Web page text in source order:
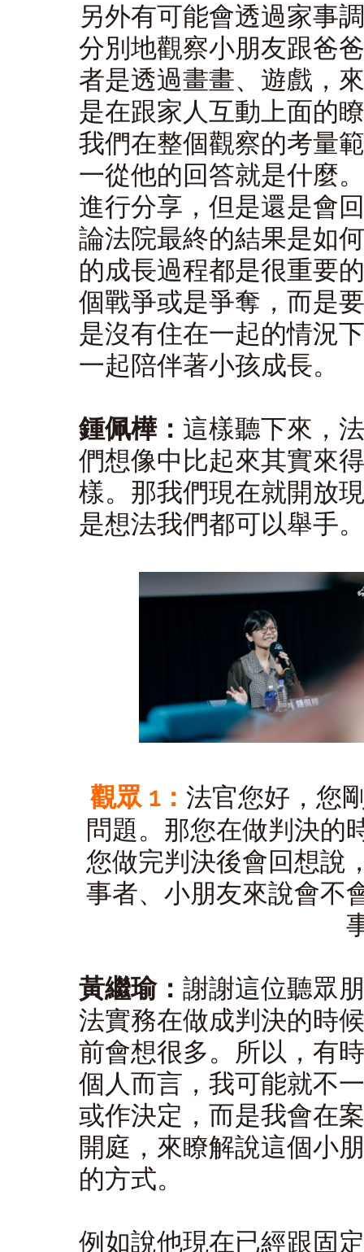
另外有可能會透過家事
分別地觀察小朋友跟爸
者是透過畫畫、遊戲，
是在跟家人互動上面的
我們在整個觀察的考量
一從他的回答就是什麼
進行分享，但是還是會
論法院最終的結果是如
的成長過程都是很重要
個戰爭或是爭奪，而是
是沒有住在一起的情況
一起陪伴著小孩成長。
鍾佩樺： 這樣聽下來，
們想像中比起來其實來
樣。那我們現在就開放
是想法我們都可以舉手。
觀眾 1： 法官您好，您
問題。那您在做判決的
您做完判決後會回想說
事者、小朋友來說會不
黃繼瑜： 謝謝這位聽眾
法實務在做成判決的時
前會想很多。所以，有
個人而言，我可能就不
或作決定，而是我會在
開庭，來瞭解說這個小
的方式。
例如說他現在已經跟固